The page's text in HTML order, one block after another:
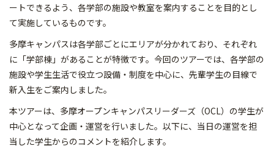
ートできるよう、各学部の施設や教室を案内することを目的とし
て実施しているものです。
多摩キャンパスは各学部ごとにエリアが分かれており、それぞれ
に「学部棟」があることが特徴です。今回のツアーでは、各学部の
施設や学生生活で役立つ設備・制度を中心に、先輩学生の目線で
新入生をご案内しました。
本ツアーは、多摩オープンキャンパスリーダーズ（OCL）の学生が
中心となって企画・運営を行いました。以下に、当日の運営を担
当した学生からのコメントを紹介します。